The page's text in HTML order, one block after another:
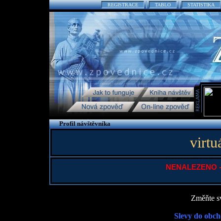
REGISTRACE TABLO STATISTIKA
Profil návštěvníka
NENALEZENO
Změňte
Slevy do